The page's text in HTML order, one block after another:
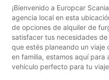
¡Bienvenido a Europcar
agencia local en esta
de opciones de alquiler de
satisfacer tus necesidades
que estés planeando un viaje
en familia, estamos aquí para
vehículo perfecto para tu